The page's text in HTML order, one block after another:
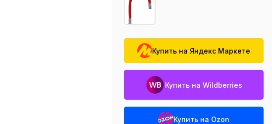
Купить на Яндекс Маркете
Купить на Wildberries
Купить на Ozon